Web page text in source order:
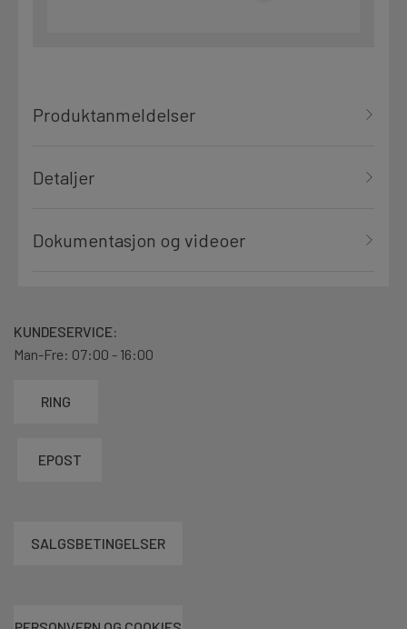
Produktanmeldelser
Detaljer
Dokumentasjon og videoer
KUNDESERVICE:
Man-Fre: 07:00 - 16:00
RING
EPOST
SALGSBETINGELSER